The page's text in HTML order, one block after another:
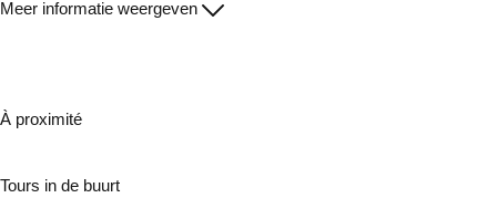
Meer informatie weergeven
À proximité
Tours in de buurt